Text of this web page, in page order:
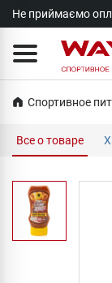
Не приймаємо
Спортивное
Все о товаре